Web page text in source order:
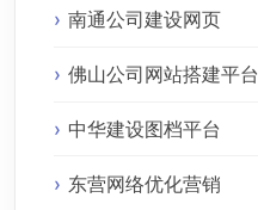
南通公司建设网页
佛山公司网站搭建平台
中华建设图档平台
东营网络优化营销